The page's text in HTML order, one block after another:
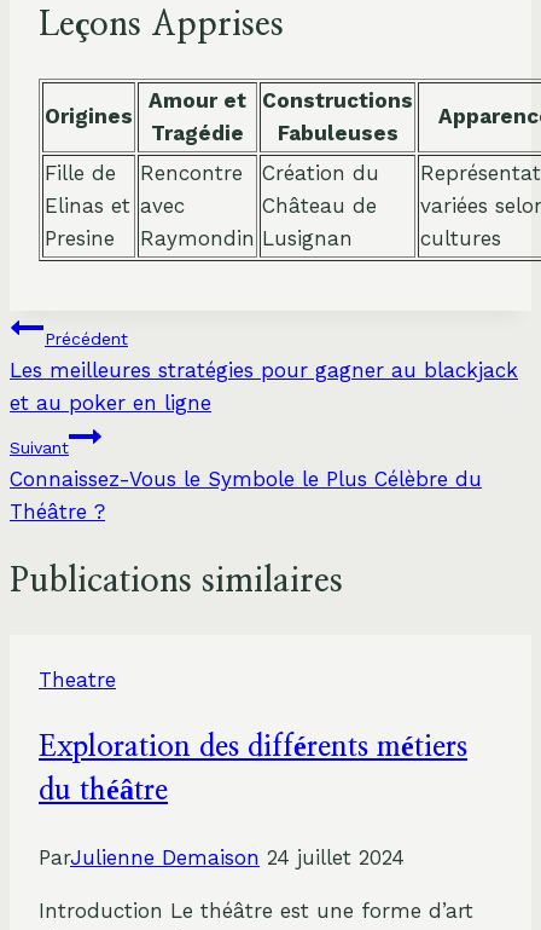
Leçons Apprises
Origines
Amour et
Tragédie
Constructions
Fabuleuses
Fille de
Elinas et
Presine
Rencontre
avec
Raymondin
Création du
Château de
Lusignan
variées
cultures
Navigation
de
l’article
Précédent
Les meilleures stratégies pour gagner au blackjack
et au poker en ligne
Suivant
Connaissez-Vous le Symbole le Plus Célèbre du
Théâtre ?
Publications similaires
Theatre
Exploration des différents métiers
du théâtre
ParJulienne Demaison 24 juillet 2024
Introduction Le théâtre est une forme d’art